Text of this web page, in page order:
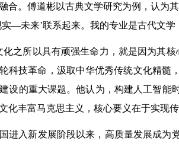
合。傅道彬以古典文学研究为例，认为
—未来’联系起来。我的专业是古代文
化之所以具有顽强生命力，就是因为其
科技革命，汲取中华优秀传统文化精
设的重大课题。他认为，构建人工智
化丰富马克思主义，核心要义在于实现
进入新发展阶段以来，高质量发展成为